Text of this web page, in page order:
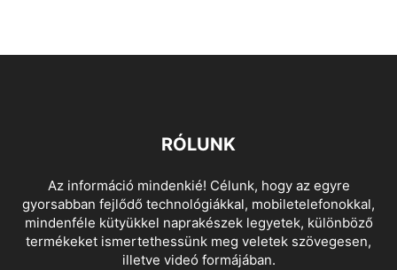
RÓLUNK
Az információ mindenkié! Célunk, hogy az egyre
gyorsabban fejlődő technológiákkal, mobiletelefonokkal,
mindenféle kütyükkel naprakészek legyetek, különböző
termékeket ismertethessünk meg veletek szövegesen,
illetve videó formájában.